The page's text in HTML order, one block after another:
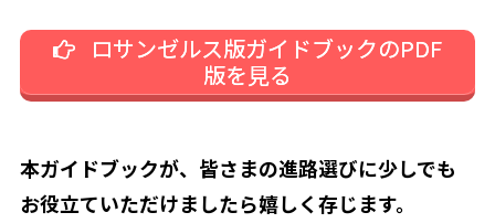
ロサンゼルス版ガイドブックのPDF
版を見る
本ガイドブックが、皆さまの進路選びに少しでも
お役立ていただけましたら嬉しく存じます。